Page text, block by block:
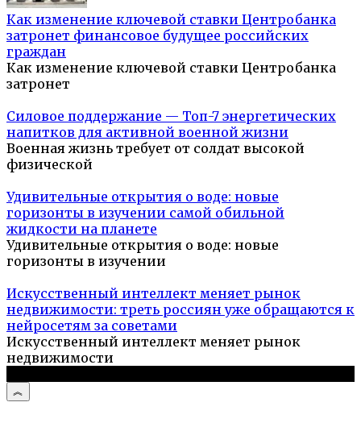
Как изменение ключевой ставки Центробанка
затронет финансовое будущее российских
граждан
Как изменение ключевой ставки Центробанка
затронет
Силовое поддержание — Топ-7 энергетических
напитков для активной военной жизни
Военная жизнь требует от солдат высокой
физической
Удивительные открытия о воде: новые
горизонты в изучении самой обильной
жидкости на планете
Удивительные открытия о воде: новые
горизонты в изучении
Искусственный интеллект меняет рынок
недвижимости: треть россиян уже обращаются к
нейросетям за советами
Искусственный интеллект меняет рынок
недвижимости